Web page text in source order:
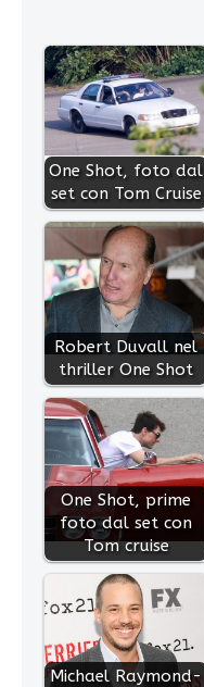
One Shot, foto dal
set con Tom Cruise
Robert Duvall nel
thriller One Shot
One Shot, prime
foto dal set con
Tom cruise
Michael Raymond-